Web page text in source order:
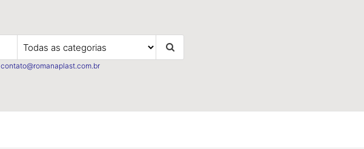
contato@romanaplast.com.br